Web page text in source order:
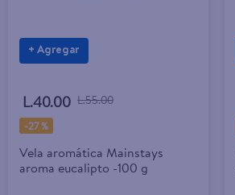
+ Agregar
L.40.00 L.55.00
-27 %
Vela aromática Mainstays
aroma eucalipto -100 g